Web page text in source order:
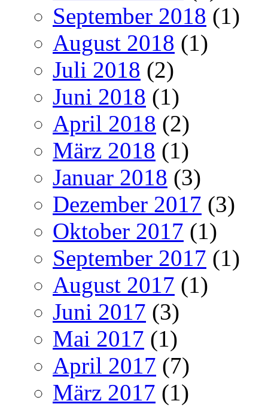
September 2018 (1)
August 2018 (1)
Juli 2018 (2)
Juni 2018 (1)
April 2018 (2)
März 2018 (1)
Januar 2018 (3)
Dezember 2017 (3)
Oktober 2017 (1)
September 2017 (1)
August 2017 (1)
Juni 2017 (3)
Mai 2017 (1)
April 2017 (7)
März 2017 (1)